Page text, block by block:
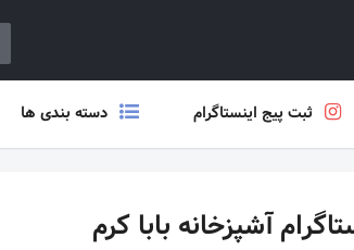
ثبت پیج اینستاگرام دسته بندی ها
آشپزخانه بابا کرم